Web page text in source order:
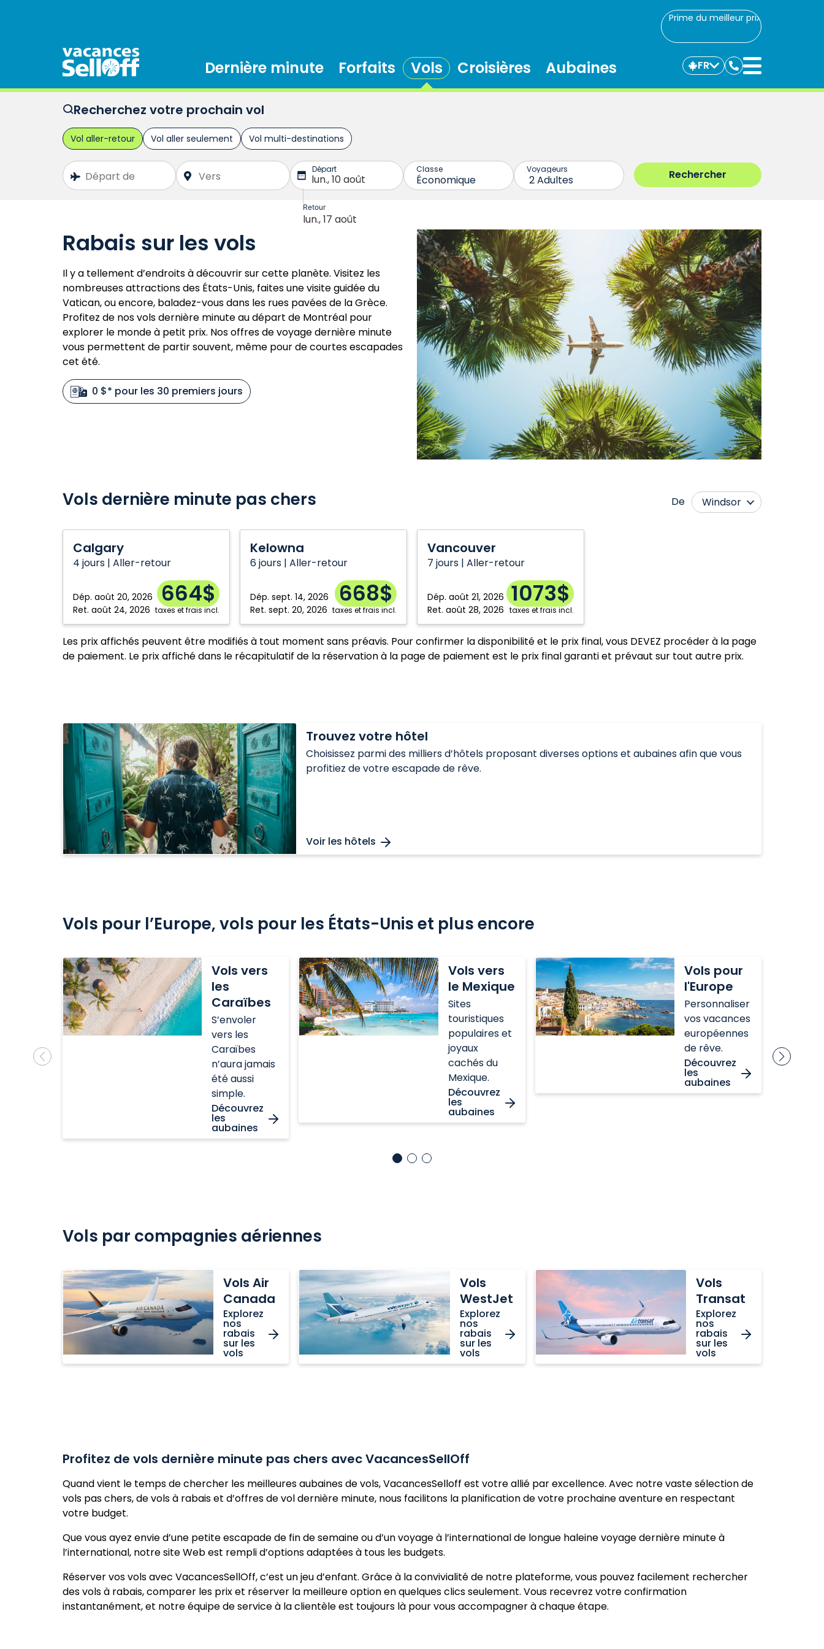
Prime du meilleur prix
Dernière minute Forfaits Vols Croisières Aubaines FR
Communiquez
avec
Recherchez votre prochain vol
Rabais sur les vols
Il y a tellement d’endroits à découvrir sur cette planète. Visitez les
nombreuses attractions des États-Unis, faites une visite guidée du
Vatican, ou encore, baladez-vous dans les rues pavées de la Grèce.
Profitez de nos vols dernière minute au départ de Montréal pour
explorer le monde à petit prix. Nos offres de voyage dernière minute
vous permettent de partir souvent, même pour de courtes escapades
cet été.
0 $* pour les 30 premiers jours
Vols dernière minute pas chers De
Windsor
Halifax
Hamilton
Sudbury
Thunder Bay
Calgary
4 jours | Aller-retour
Dép. août 20, 2026
Ret. août 24, 2026
664$
taxes et frais incl.
Kelowna
6 jours | Aller-retour
Dép. sept. 14, 2026
Ret. sept. 20, 2026
668$
taxes et frais incl.
Vancouver
7 jours | Aller-retour
Dép. août 21, 2026
Ret. août 28, 2026
1073$
taxes et frais incl.
Les prix affichés peuvent être modifiés à tout moment sans préavis. Pour confirmer la disponibilité et le prix final, vous DEVEZ procéder à la page
de paiement. Le prix affiché dans le récapitulatif de la réservation à la page de paiement est le prix final garanti et prévaut sur tout autre prix.
Trouvez votre hôtel
Choisissez parmi des milliers d’hôtels proposant diverses options et aubaines afin que vous
profitiez de votre escapade de rêve.
Voir les hôtels
Trouvez
votre
hôtel
Vols pour l’Europe, vols pour les États-Unis et plus encore
Vols vers
les
Caraïbes
S’envoler
vers les
Caraïbes
n’aura jamais
été aussi
simple.
Découvrez
les
aubaines
Vols
vers
les
Caraïbes
Vols vers
le Mexique
Sites
touristiques
populaires et
joyaux
cachés du
Mexique.
Découvrez
les
aubaines
Vols
vers
le
Mexique
Vols pour
l'Europe
Personnaliser
vos vacances
européennes
de rêve.
Découvrez
les
aubaines
Vols
pour
l'Europe
Vols par compagnies aériennes
Vols Air
Canada
Explorez
nos
rabais
sur les
vols
Vols
Air
Canada
Vols
WestJet
Explorez
nos
rabais
sur les
vols
Vols
WestJet
Vols
Transat
Explorez
nos
rabais
sur les
vols
Vols
Transat
Profitez de vols dernière minute pas chers avec VacancesSellOff
Quand vient le temps de chercher les meilleures aubaines de vols, VacancesSelloff est votre allié par excellence. Avec notre vaste sélection de
vols pas chers, de vols à rabais et d’offres de vol dernière minute, nous facilitons la planification de votre prochaine aventure en respectant
votre budget.
Que vous ayez envie d’une petite escapade de fin de semaine ou d’un voyage à l’international de longue haleinevoyage dernière minute à
l’international, notre site Web est rempli d’options adaptées à tous les budgets.
Réserver vos vols avec VacancesSellOff, c’est un jeu d’enfant. Grâce à la convivialité de notre plateforme, vous pouvez facilement rechercher
des vols à rabais, comparer les prix et réserver la meilleure option en quelques clics seulement. Vous recevrez votre confirmation
instantanément, et notre équipe de service à la clientèle est toujours là pour vous accompagner à chaque étape.